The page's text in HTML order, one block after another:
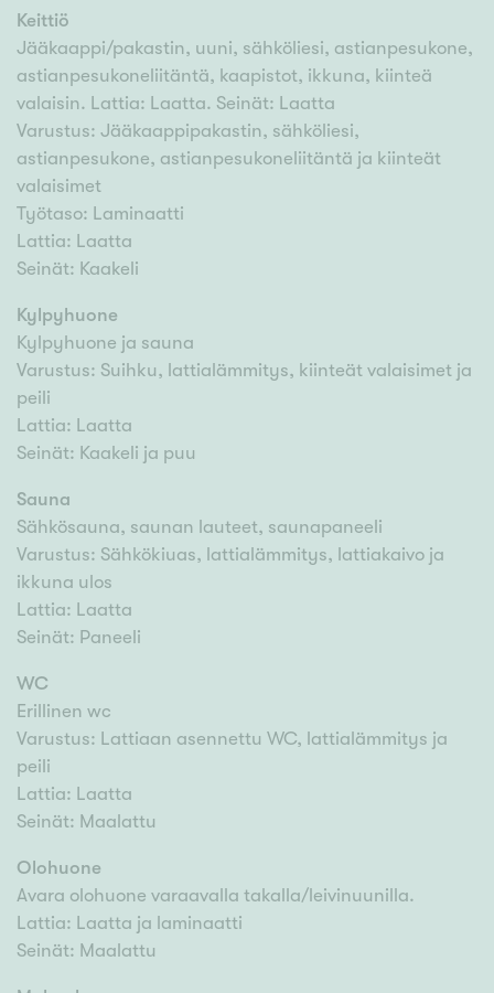
Keittiö
Jääkaappi/pakastin, uuni, sähköliesi, astianpesukone,
astianpesukoneliitäntä, kaapistot, ikkuna, kiinteä
valaisin. Lattia: Laatta. Seinät: Laatta
Varustus: Jääkaappipakastin, sähköliesi,
astianpesukone, astianpesukoneliitäntä ja kiinteät
valaisimet
Työtaso: Laminaatti
Lattia: Laatta
Seinät: Kaakeli
Kylpyhuone
Kylpyhuone ja sauna
Varustus: Suihku, lattialämmitys, kiinteät valaisimet ja
peili
Lattia: Laatta
Seinät: Kaakeli ja puu
Sauna
Sähkösauna, saunan lauteet, saunapaneeli
Varustus: Sähkökiuas, lattialämmitys, lattiakaivo ja
ikkuna ulos
Lattia: Laatta
Seinät: Paneeli
WC
Erillinen wc
Varustus: Lattiaan asennettu WC, lattialämmitys ja
peili
Lattia: Laatta
Seinät: Maalattu
Olohuone
Avara olohuone varaavalla takalla/leivinuunilla.
Lattia: Laatta ja laminaatti
Seinät: Maalattu